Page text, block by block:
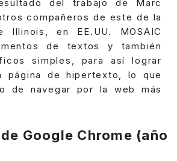
del trabajo de Marc
compañeros de este de la
Illinois, en EE.UU. MOSAIC
de textos y también
simples, para así lograr
página de hipertexto, lo que
de navegar por la web más
Google Chrome (año